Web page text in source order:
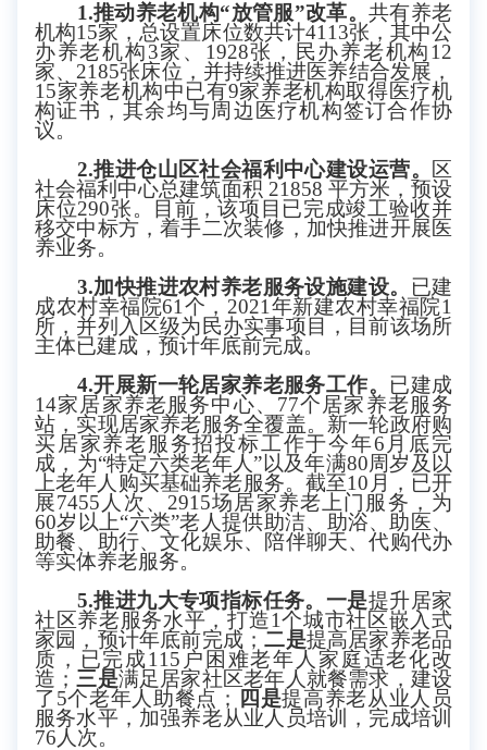
1.推动养老机构“放管服”改革。 共有养老
机构15家，总设置床位数共计4113张，其中公
办养老机构3家、1928张，民办养老机构12
家、2185张床位，并持续推进医养结合发展，
15家养老机构中已有9家养老机构取得医疗机
构证书，其余均与周边医疗机构签订合作协
议。
2.推进仓山区社会福利中心建设运营。
区
社会福利中心总建筑面积 21858 平方米，预设
床位290张。目前，该项目已完成竣工验收并
移交中标方，着手二次装修，加快推进开展医
养业务。
3.加快推进农村养老服务设施建设。 已建
成农村幸福院61个， 2021年新建农村幸福院1
所，并列入区级为民办实事项目，目前该场所
主体已建成，预计年底前完成。
4.开展新一轮居家养老服务工作。 已建成
14家居家养老服务中心、77个居家养老服务
站，实现居家养老服务全覆盖。新一轮政府购
买居家养老服务招投标工作于今年6月底完
成，为“特定六类老年人”以及年满80周岁及以
上老年人购买基础养老服务。截至10月，已开
展7455人次、2915场居家养老上门服务，为
60岁以上“六类”老人提供助洁、助浴、助医、
助餐、助行、文化娱乐、陪伴聊天、代购代办
等实体养老服务。
5.推进九大专项指标任务。一是提升居家
社区养老服务水平，打造1个城市社区嵌入式
家园，预计年底前完成；二是提高居家养老品
质， 已完成115户困难老年人家庭适老化改
造； 三是满足居家社区老年人就餐需求，建设
了 5个老年人助餐点； 四是提高养老从业人员
服务水平，加强养老从业人员培训，完成培训
76人次。